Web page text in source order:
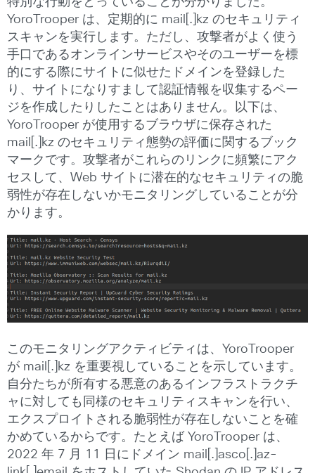
YoroTrooper は、定期的に mail[.]kz のセキュリティ
スキャンを実行します。ただし、攻撃者がよく使う
手口であるオンラインサービスやそのユーザーを標
的にする際にサイトに似せたドメインを登録した
り、サイトになりすまして認証情報を収集するペー
ジを作成したりしたことはありません。以下は、
YoroTrooper が使用するブラウザに保存された
mail[.]kz のセキュリティ態勢の評価に関するブック
マークです。攻撃者がこれらのリンクに頻繁にアク
セスして、Web サイトに潜在的なセキュリティの脆
弱性が存在しないかモニタリングしていることが分
かります。
このモニタリングアクティビティは、YoroTrooper
が mail[.]kz を重要視していることを示しています。
自分たちが所有する悪意のあるインフラストラクチ
ャに対しても同様のセキュリティスキャンを行い、
エクスプロイトされる脆弱性が存在しないことを確
かめているからです。たとえば YoroTrooper は、
2022 年 7 月 11 日にドメイン mail[.]asco[.]az-